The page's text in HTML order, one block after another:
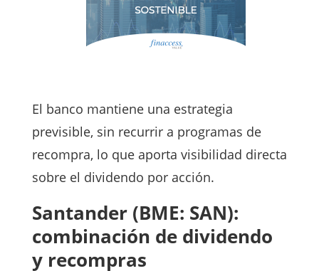
El banco mantiene una estrategia
previsible, sin recurrir a programas de
recompra, lo que aporta visibilidad directa
sobre el dividendo por acción.
Santander (BME: SAN):
combinación de dividendo
y recompras